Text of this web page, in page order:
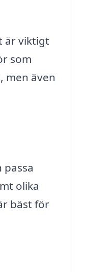
är viktigt
som
men även
olika
bäst för